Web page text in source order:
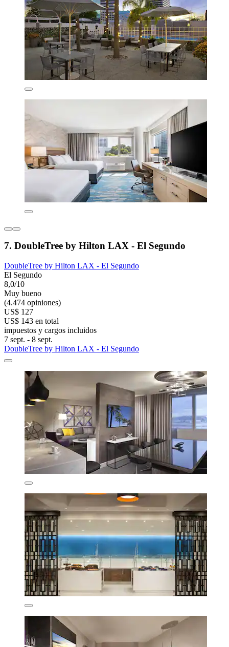
7. DoubleTree by Hilton LAX - El Segundo
DoubleTree by Hilton LAX - El Segundo
El Segundo
8,0/10
Muy bueno
(4.474 opiniones)
US$ 127
US$ 143 en total
impuestos y cargos incluidos
7 sept. - 8 sept.
DoubleTree by Hilton LAX - El Segundo